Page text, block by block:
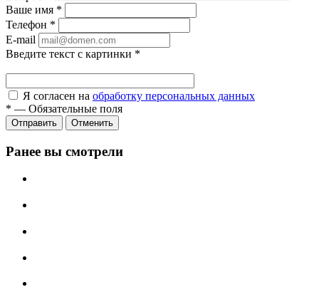
Ваше имя *
Телефон *
E-mail
Введите текст с картинки *
Я согласен на обработку персональных данных
* — Обязательные поля
Отправить Отменить
Ранее вы смотрели